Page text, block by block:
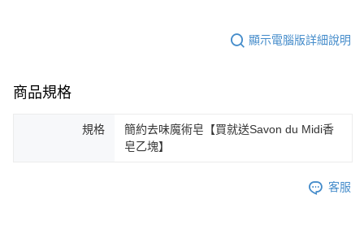
顯示電腦版詳細說明
商品規格
規格
簡約去味魔術皂【買就送Savon du Midi香
皂乙塊】
客服